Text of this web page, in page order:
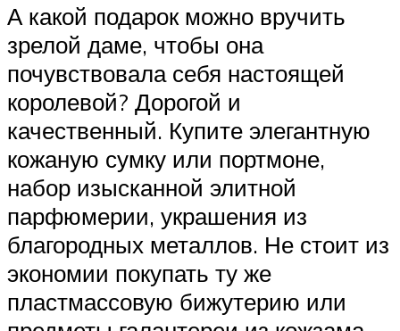
А какой подарок можно вручить
зрелой даме, чтобы она
почувствовала себя настоящей
королевой? Дорогой и
качественный. Купите элегантную
кожаную сумку или портмоне,
набор изысканной элитной
парфюмерии, украшения из
благородных металлов. Не стоит из
экономии покупать ту же
пластмассовую бижутерию или